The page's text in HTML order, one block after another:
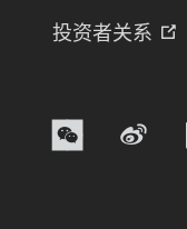
投资者关系